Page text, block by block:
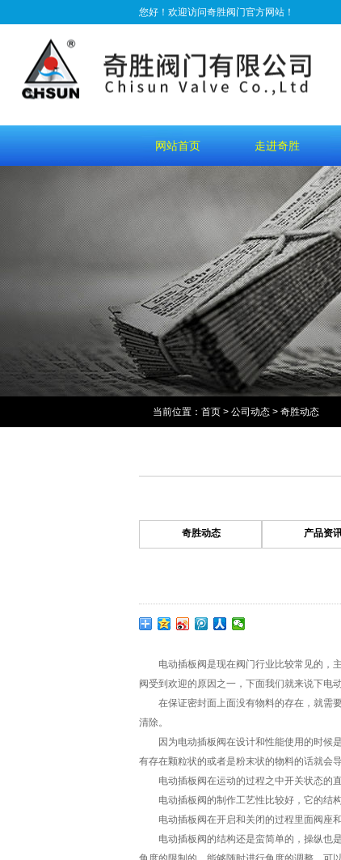
您好！欢迎访问奇胜阀门官方网站！
网站首页 走进奇胜
当前位置： 首页> 公司动态> 奇胜动态
奇胜动态 产品资
电动插板阀是现在阀门行业比较常见的，主
阀受到欢迎的原因之一，下面我们就来说下电
在保证密封面上面没有物料的存在，就需要
清除。
因为电动插板阀在设计和性能使用的时候是
有存在颗粒状的或者是粉末状的物料的话就会
电动插板阀在运动的过程之中开关状态的直
电动插板阀的制作工艺性比较好，它的结构
电动插板阀在开启和关闭的过程里面阀座和
电动插板阀的结构还是蛮简单的，操纵也是